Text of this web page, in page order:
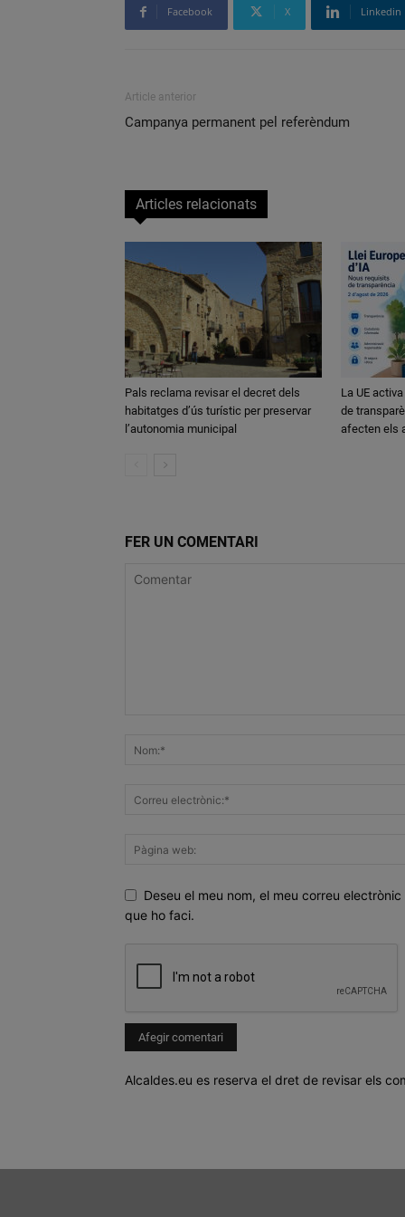
Facebook X Linkedin
Article anterior
Campanya permanent pel referèndum
Articles relacionats
Pals reclama revisar el decret dels
habitatges d’ús turístic per preservar
l’autonomia municipal
La UE
de
afecten els
FER UN COMENTARI
Deseu el meu nom, el meu correu
que ho faci.
Alcaldes.eu es reserva el dret de revisar els